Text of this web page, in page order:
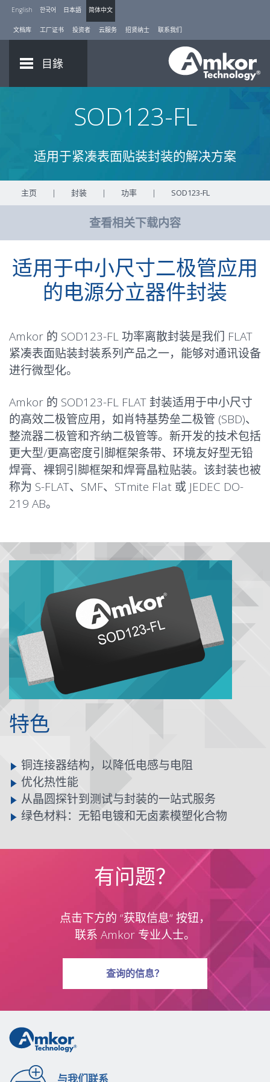
English 한국어 日本語 简体中文
文档库 工厂证书 投资者 云服务 招贤纳士 联系我们
目錄
SOD123-FL
适用于紧凑表面贴装封装的解决方案
主页 | 封装 | 功率 | SOD123-FL
查看相关下载内容
适用于中小尺寸二极管应用
的电源分立器件封装
Amkor 的 SOD123-FL 功率离散封装是我们 FLAT
紧凑表面贴装封装系列产品之一，能够对通讯设备
进行微型化。
Amkor 的 SOD123-FL FLAT 封装适用于中小尺寸
的高效二极管应用，如肖特基势垒二极管 (SBD)、
整流器二极管和齐纳二极管等。新开发的技术包括
更大型/更高密度引脚框架条带、环境友好型无铅
焊膏、裸铜引脚框架和焊膏晶粒贴装。该封装也被
称为 S-FLAT、SMF、STmite Flat 或 JEDEC DO-
219 AB。
特色
铜连接器结构，以降低电感与电阻
优化热性能
从晶圆探针到测试与封装的一站式服务
绿色材料：无铅电镀和无卤素模塑化合物
有问题？
点击下方的 “获取信息“ 按钮，
联系 Amkor 专业人士。
查询有关问题
的信息？
与我们联系